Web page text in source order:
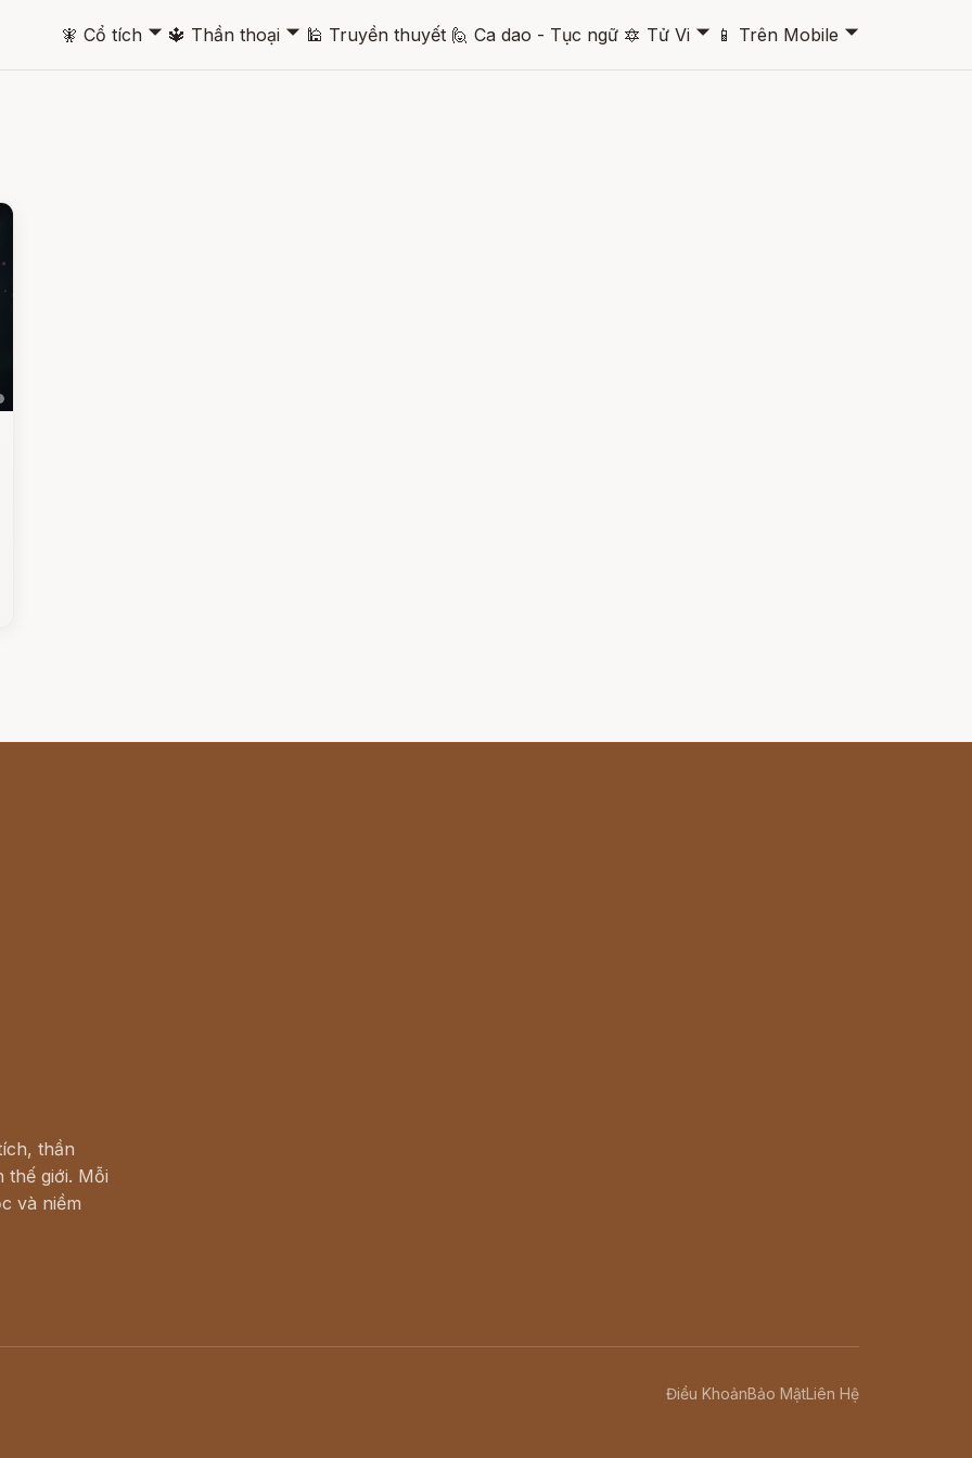
🧚 Cổ tích 🞃 🔱 Thần thoại 🞃 🕌 Truyền thuyết 🙋 Ca dao - Tục ngữ 🔯 Tử Vi 🞃 📱 Trên Mobile 🞃
thần
giới. Mỗi
và niềm
Điều KhoảnBảo MậtLiên Hệ